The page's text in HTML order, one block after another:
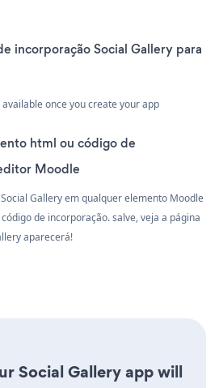
incorporação Social Gallery para
once you create your app
html ou código de
Moodle
Gallery em qualquer elemento Moodle
de incorporação. salve, veja a página
aparecerá!
Social Gallery app will